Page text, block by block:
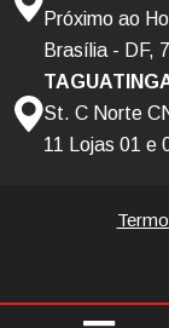
Próximo ao
Brasília - DF,
St. C Norte
11 Lojas 01 e